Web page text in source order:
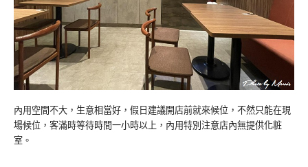
內用空間不大，生意相當好，假日建議開店前就來候位，不然只能在現
場候位，客滿時等待時間一小時以上，內用特別注意店內無提供化粧
室。